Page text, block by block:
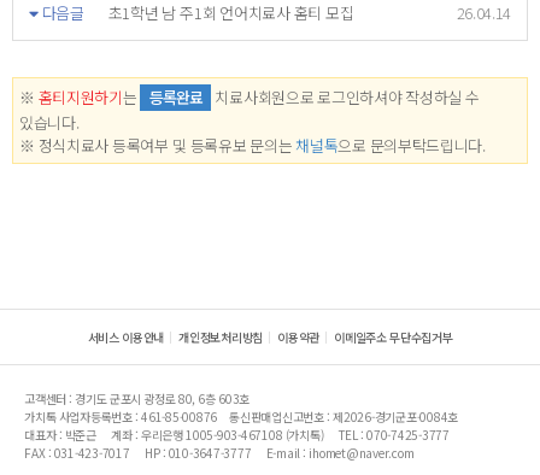
다음글 초1학년 남 주1회 언어치료사 홈티 모집 26.04.14
※ 홈티지원하기는 등록완료 치료사회원으로 로그인하셔야 작성하실 수
있습니다.
※ 정식치료사 등록여부 및 등록유보 문의는 채널톡으로 문의부탁드립니다.
서비스 이용안내 개인정보처리방침 이용약관 이메일주소 무단수집거부
고객센터 : 경기도 군포시 광정로 80, 6층 603호
가치톡 사업자등록번호 : 461-85-00876
통신판매업신고번호 : 제2026-경기군포-0084호
대표자 : 박준근
계좌 : 우리은행 1005-903-467108 (가치톡)
TEL : 070-7425-3777
FAX : 031-423-7017
HP : 010-3647-3777 E-mail : ihomet@naver.com